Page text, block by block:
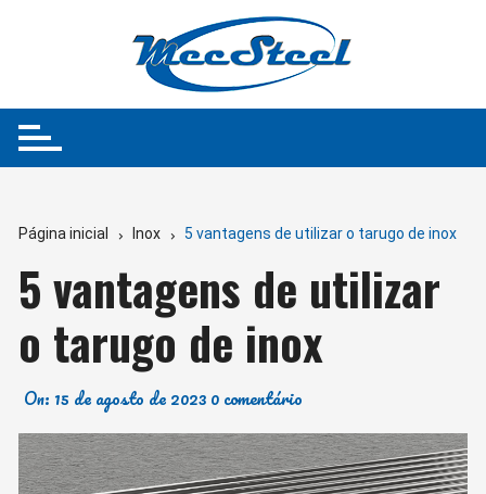
Página inicial Inox 5 vantagens de utilizar o tarugo de inox
5 vantagens de utilizar
o tarugo de inox
On: 15 de agosto de 20230 comentário